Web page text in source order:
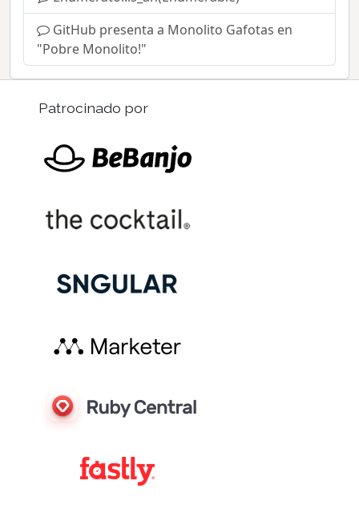
GitHub presenta a Monolito Gafotas en
"Pobre Monolito!"
Patrocinado por